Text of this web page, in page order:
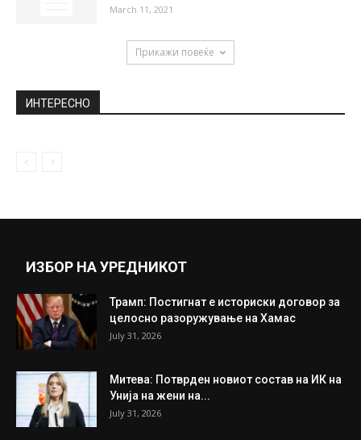
March 11, 2021
Прикажи повеќе
ИНТЕРЕСНО
ИЗБОР НА УРЕДНИКОТ
Трамп: Постигнат е историски договор за
целосно разоружување на Хамас
July 31, 2026
Митева: Потврден новиот состав на ИК на
Унија на жени на...
July 31, 2026